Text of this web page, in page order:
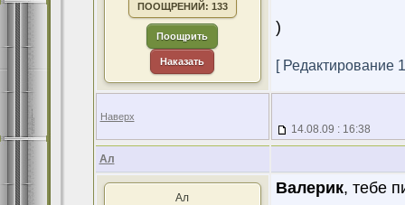
ПООЩРЕНИЙ: 133
Поощрить
Наказать
)
[ Редактирование
Наверх
14.08.09 : 16:38
Ал
Ал
Валерик, тебе